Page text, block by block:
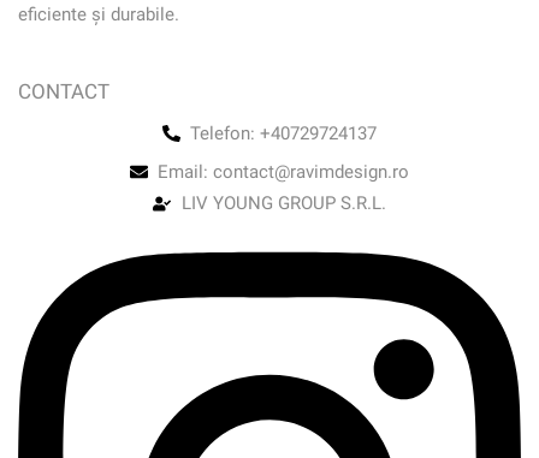
eficiente și durabile.
CONTACT
Telefon: +40729724137
Email: contact@ravimdesign.ro
LIV YOUNG GROUP S.R.L.